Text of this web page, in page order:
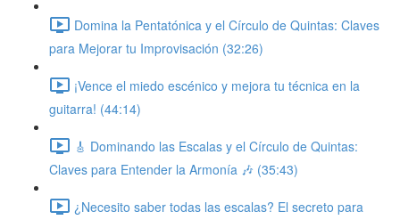
Domina la Pentatónica y el Círculo de Quintas: Claves
para Mejorar tu Improvisación (32:26)
¡Vence el miedo escénico y mejora tu técnica en la
guitarra! (44:14)
🎸 Dominando las Escalas y el Círculo de Quintas:
Claves para Entender la Armonía 🎶 (35:43)
¿Necesito saber todas las escalas? El secreto para